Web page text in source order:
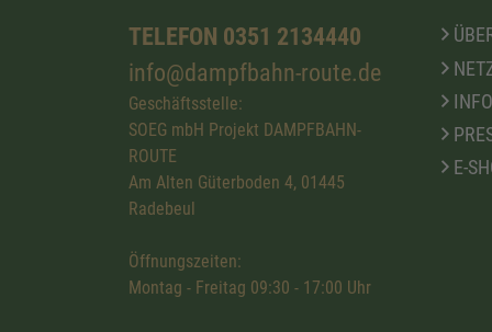
TELEFON 0351 2134440
info@dampfbahn-route.de
Geschäftsstelle:
SOEG mbH Projekt DAMPFBAHN-
ROUTE
Am Alten Güterboden 4, 01445
Radebeul
Öffnungszeiten:
Montag - Freitag 09:30 - 17:00 Uhr
E-